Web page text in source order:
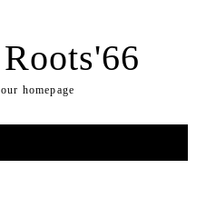
homepage